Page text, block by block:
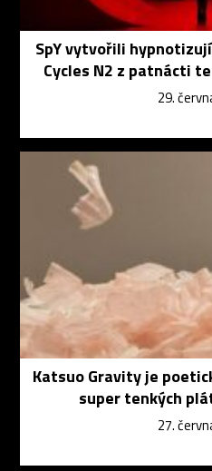
SpY vytvořili
Cycles N2 z patnácti
29.
Katsuo Gravity je
super tenkých
27.